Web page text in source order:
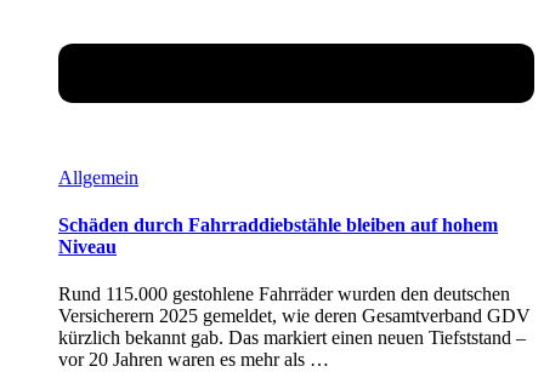
Allgemein
Schäden durch Fahrraddiebstähle bleiben auf hohem
Niveau
Rund 115.000 gestohlene Fahrräder wurden den deutschen
Versicherern 2025 gemeldet, wie deren Gesamtverband GDV
kürzlich bekannt gab. Das markiert einen neuen Tiefststand –
vor 20 Jahren waren es mehr als …